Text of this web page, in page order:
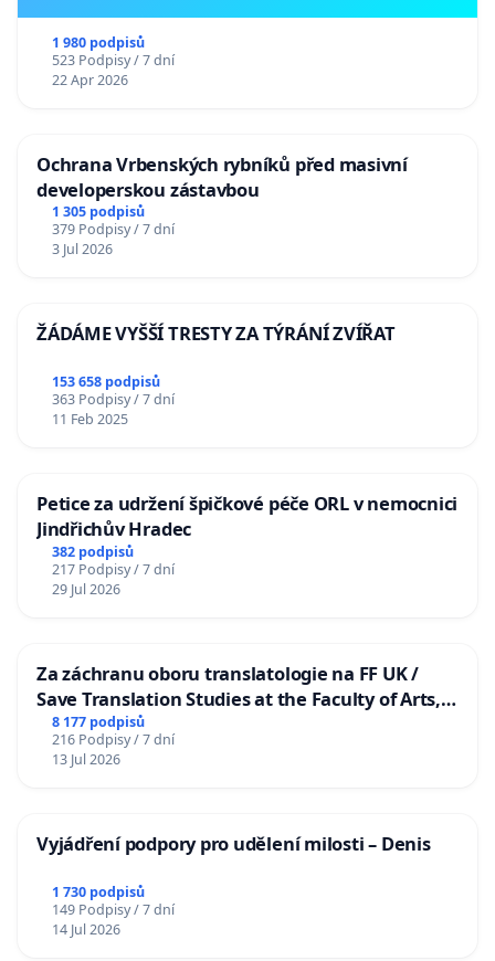
1 980 podpisů
523 Podpisy / 7 dní
22 Apr 2026
Ochrana Vrbenských rybníků před masivní
developerskou zástavbou
1 305 podpisů
379 Podpisy / 7 dní
3 Jul 2026
ŽÁDÁME VYŠŠÍ TRESTY ZA TÝRÁNÍ ZVÍŘAT
153 658 podpisů
363 Podpisy / 7 dní
11 Feb 2025
Petice za udržení špičkové péče ORL v nemocnici
Jindřichův Hradec
382 podpisů
217 Podpisy / 7 dní
29 Jul 2026
Za záchranu oboru translatologie na FF UK /
Save Translation Studies at the Faculty of Arts,
Charles University
8 177 podpisů
216 Podpisy / 7 dní
13 Jul 2026
Vyjádření podpory pro udělení milosti – Denis
1 730 podpisů
149 Podpisy / 7 dní
14 Jul 2026